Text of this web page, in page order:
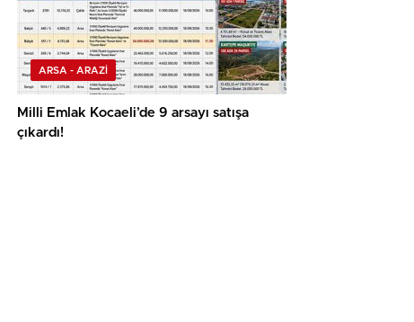
ARSA - ARAZİ
Milli Emlak Kocaeli’de 9 arsayı satışa
çıkardı!